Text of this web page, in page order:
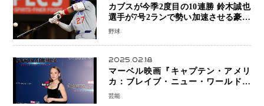
カブスが今季2度目の10連勝 鈴木誠也
選手が7号2ランで勢い加速させる豪快
アーチ
野球
2025.02.18
マーベル映画『キャプテン・アメリ
カ：ブレイブ・ニュー・ワールド』
新ブラック・ウィドウ役のシラ・ハー
芸能